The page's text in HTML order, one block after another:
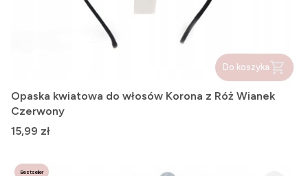
Do koszyka
Opaska kwiatowa do włosów Korona z Róż Wianek
Czerwony
Cena
15,99 zł
Bestseller